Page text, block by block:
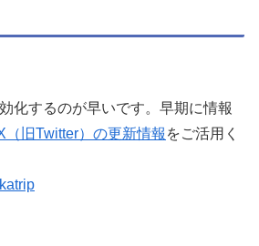
化するのが早いです。早期に情報
（旧Twitter）の更新情報 をご活用く